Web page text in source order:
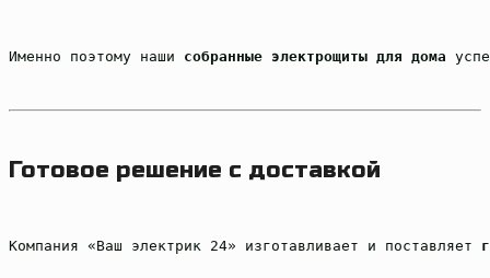
Именно поэтому наши собранные электрощиты для дома
Готовое решение с доставкой
Компания «Ваш электрик 24» изготавливает и поставляет